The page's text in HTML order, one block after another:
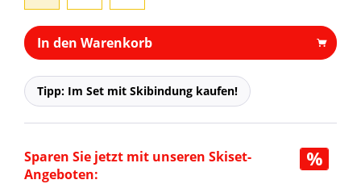
In den Warenkorb
Tipp: Im Set mit Skibindung kaufen!
Sparen Sie jetzt mit unseren Skiset-
Angeboten: